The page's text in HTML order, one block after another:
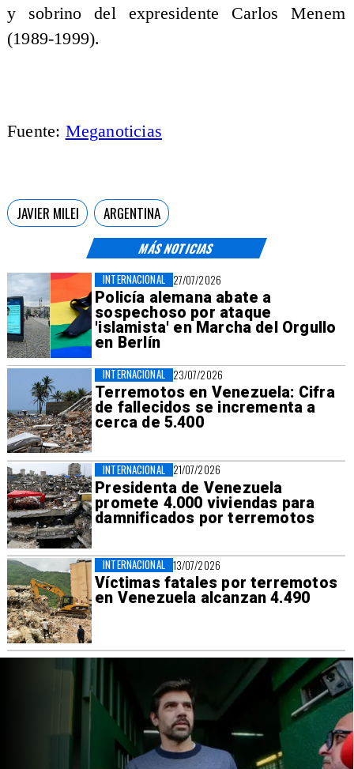
MÁS NOTICIAS
27/07/2026
Policía alemana abate a
sospechoso por ataque
'islamista' en Marcha del Orgullo
en Berlín
INTERNACIONAL
23/07/2026
Terremotos en Venezuela: Cifra
de fallecidos se incrementa a
cerca de 5.400
INTERNACIONAL
21/07/2026
Presidenta de Venezuela
promete 4.000 viviendas para
damnificados por terremotos
INTERNACIONAL
13/07/2026
Víctimas fatales por terremotos
en Venezuela alcanzan 4.490
INTERNACIONAL
y sobrino del expresidente Carlos Menem
(1989-1999).
Fuente: Meganoticias
JAVIER MILEI ARGENTINA